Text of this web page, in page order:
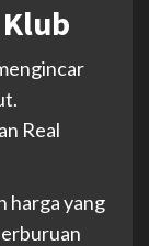
Real
harga yang